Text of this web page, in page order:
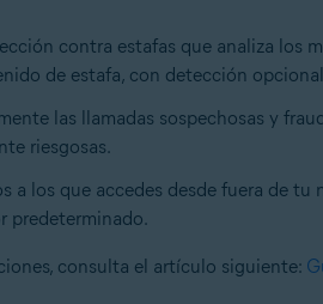
contra estafas que analiza los
de estafa, con detección
las llamadas sospechosas y
riesgosas.
a los que accedes desde fuera de
predeterminado.
consulta el artículo siguiente: